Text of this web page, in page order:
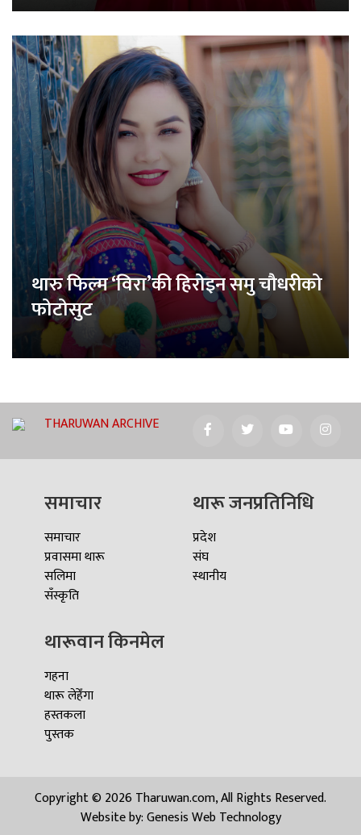
थारु फिल्म ‘विरा’की हिरोइन समु चौधरीको
फोटोसुट
THARUWAN ARCHIVE
समाचार
समाचार
प्रवासमा थारू
सलिमा
सँस्कृति
थारू जनप्रतिनिधि
प्रदेश
संघ
स्थानीय
थारूवान किनमेल
गहना
थारू लेहेँगा
हस्तकला
पुस्तक
Copyright © 2026 Tharuwan.com, All Rights Reserved.
Website by:Genesis Web Technology